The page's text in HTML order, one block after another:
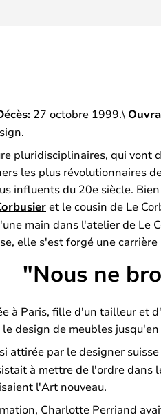
27 octobre 1999.\
pluridisciplinaires, qui vont
les plus révolutionnaires
influents du 20e siècle.
et le cousin de Le
main dans l'atelier de Le
elle s'est forgé une
"Nous ne
à Paris, fille d'un tailleur et
design de meubles
attirée par le designer
à mettre de l'ordre
l'Art nouveau.
Charlotte Perriand